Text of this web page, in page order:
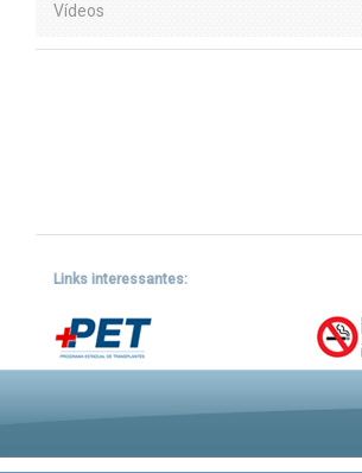
Vídeos
Links interessantes: